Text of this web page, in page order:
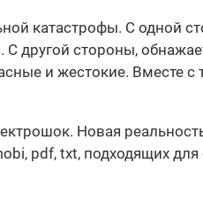
катастрофы. С одной
другой стороны,
и жестокие. Вместе с
Новая
pdf, txt, подходящих